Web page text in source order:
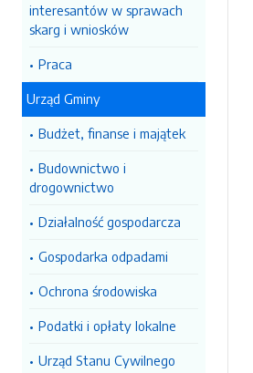
interesantów w sprawach
skarg i wniosków
Praca
Urząd Gminy
Budżet, finanse i majątek
Budownictwo i
drogownictwo
Działalność gospodarcza
Gospodarka odpadami
Ochrona środowiska
Podatki i opłaty lokalne
Urząd Stanu Cywilnego